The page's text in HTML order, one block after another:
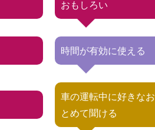
おもしろい
時間が有効に使える
車の運転中に好きな
とめて聞ける